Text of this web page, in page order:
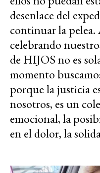
desenlace del
continuar la pelea.
celebrando
de HIJOS no es
momento
porque la justicia
nosotros, es un
emocional, la
en el dolor, la